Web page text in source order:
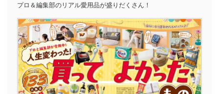
プロ＆編集部のリアル愛用品が盛りだくさん！